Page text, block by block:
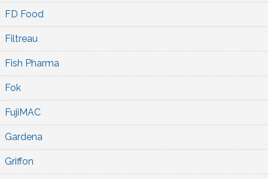
FD Food
Filtreau
Fish Pharma
Fok
FujiMAC
Gardena
Griffon